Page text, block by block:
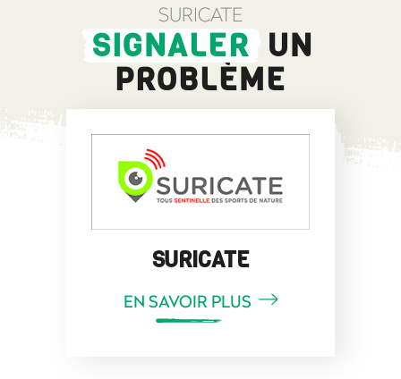
SURICATE
SIGNALER UN
PROBLÈME
SURICATE
EN SAVOIR PLUS